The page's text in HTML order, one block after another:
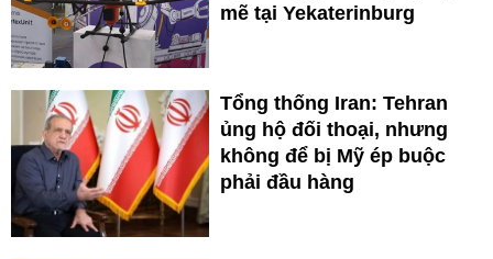
mẽ tại Yekaterinburg
Tổng thống Iran: Tehran
ủng hộ đối thoại, nhưng
không để bị Mỹ ép buộc
phải đầu hàng